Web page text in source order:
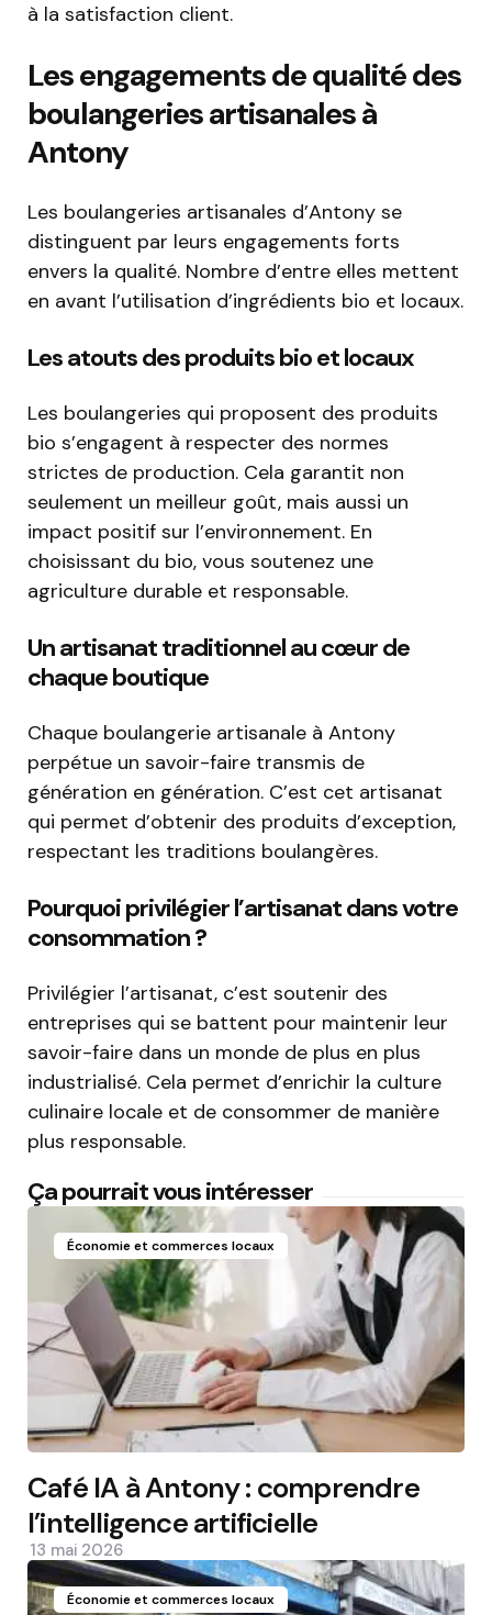
à la satisfaction client.
Les engagements de qualité des
boulangeries artisanales à
Antony
Les boulangeries artisanales d’Antony se
distinguent par leurs engagements forts
envers la qualité. Nombre d’entre elles mettent
en avant l’utilisation d’ingrédients bio et locaux.
Les atouts des produits bio et locaux
Les boulangeries qui proposent des produits
bio s’engagent à respecter des normes
strictes de production. Cela garantit non
seulement un meilleur goût, mais aussi un
impact positif sur l’environnement. En
choisissant du bio, vous soutenez une
agriculture durable et responsable.
Un artisanat traditionnel au cœur de
chaque boutique
Chaque boulangerie artisanale à Antony
perpétue un savoir-faire transmis de
génération en génération. C’est cet artisanat
qui permet d’obtenir des produits d’exception,
respectant les traditions boulangères.
Pourquoi privilégier l’artisanat dans votre
consommation ?
Privilégier l’artisanat, c’est soutenir des
entreprises qui se battent pour maintenir leur
savoir-faire dans un monde de plus en plus
industrialisé. Cela permet d’enrichir la culture
culinaire locale et de consommer de manière
plus responsable.
Ça pourrait vous intéresser
Économie et commerces locaux
Café IA à Antony : comprendre
l’intelligence artificielle
13 mai 2026
Économie et commerces locaux